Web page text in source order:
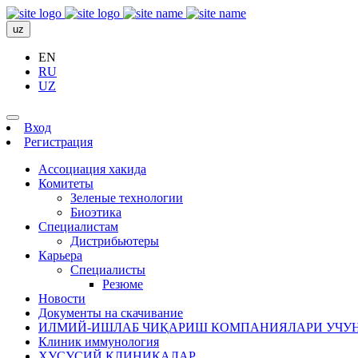
uz
EN
RU
UZ
Вход
Регистрация
Ассоциация хакида
Комитеты
Зеленые технологии
Биоэтика
Специалистам
Дистрибьютеры
Карьера
Специалисты
Резюме
Новости
Документы на скачивание
ИЛМИЙ-ИШЛАБ ЧИҚАРИШ КОМПАНИЯЛАРИ
Клиник иммунология